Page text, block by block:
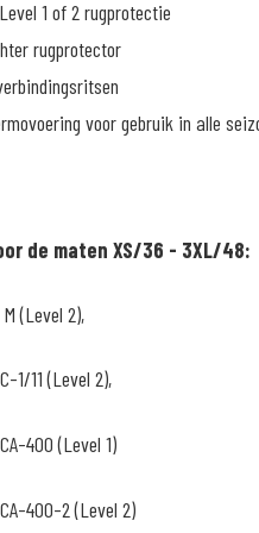
1 of 2 rugprotectie
rugprotector
voor gebruik in alle
de maten XS/36 - 3XL/48:
(Level 2),
1/11 (Level 2),
400 (Level 1)
400-2 (Level 2)